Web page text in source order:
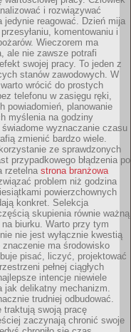
i rozwiązywać
jedynie reagować. Dzień mija
komentowaniu i
Wieczorem ma
ale nie zawsze potrafi
swojej pracy. To jeden z
stanów zawodowych. W
wrócić do prostych
telefonu w zasięgu ręki,
powiadomień, planowanie
myślenia na godziny
wyznaczanie czasu
zmienić bardzo wiele.
ze sprawdzonych
przypadkowego błądzenia po
rzetelna strona branżowa
problem niż godzina
powierzchownych
konkret. Selekcja
skupienia równie ważną
biurku. Warto przy tym
nie jest wyłącznie kwestią
ma środowisko
pisać, liczyć, projektować
pełnej ciągłych
intencje niewiele
jak delikatny mechanizm.
trudniej odbudować.
traktują swoją pracę
zaczynają chronić swoje